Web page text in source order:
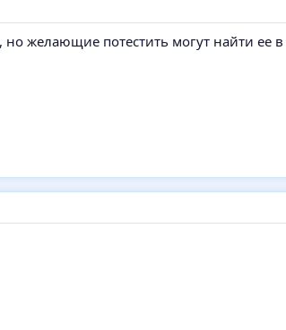
но желающие потестить могут найти ее в